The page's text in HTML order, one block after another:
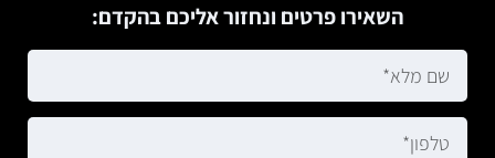
השאירו פרטים ונחזור אליכם בהקדם: